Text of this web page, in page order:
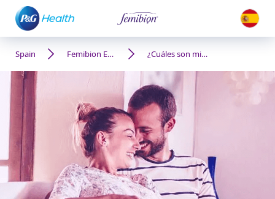
Spain Femibion España ¿Cuáles son mis días más fértiles?